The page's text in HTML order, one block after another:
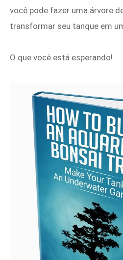
você pode fazer uma árvore
transformar seu tanque em
O que você está esperando!